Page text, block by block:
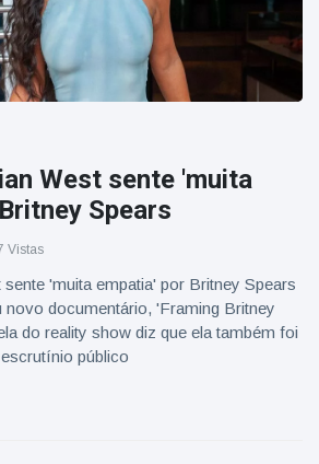
West sente 'muita
Spears
Vistas
'muita empatia' por Britney Spears
novo documentário, 'Framing Britney
do reality show diz que ela também foi
público